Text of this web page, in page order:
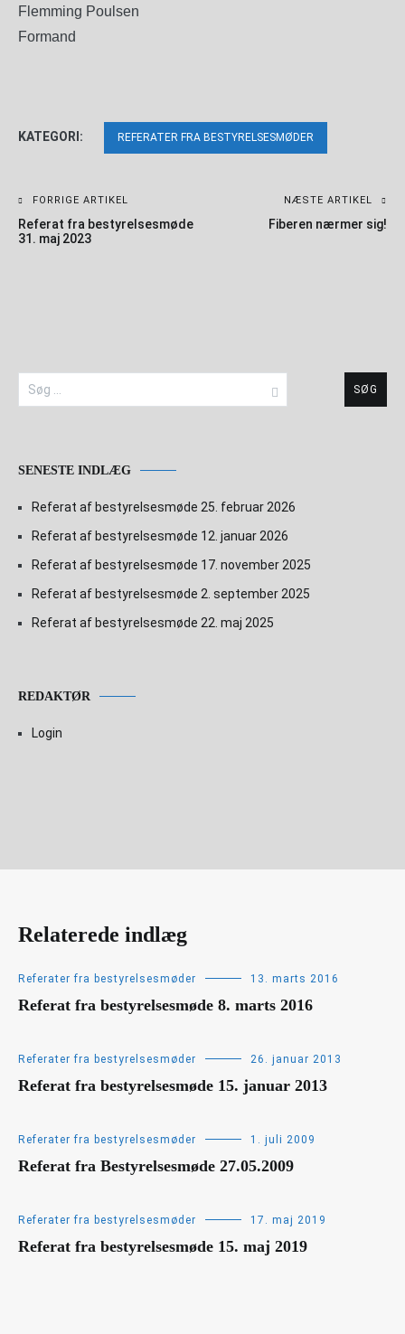
Flemming Poulsen
Formand
KATEGORI: REFERATER FRA BESTYRELSESMØDER
Indlægsnavigation
FORRIGE ARTIKEL
Referat fra bestyrelsesmøde
31. maj 2023
NÆSTE ARTIKEL
Fiberen nærmer sig!
Søg
efter:
SENESTE INDLÆG
Referat af bestyrelsesmøde 25. februar 2026
Referat af bestyrelsesmøde 12. januar 2026
Referat af bestyrelsesmøde 17. november 2025
Referat af bestyrelsesmøde 2. september 2025
Referat af bestyrelsesmøde 22. maj 2025
REDAKTØR
Login
Relaterede indlæg
Referater fra bestyrelsesmøder 13. marts 2016
Referat fra bestyrelsesmøde 8. marts 2016
Referater fra bestyrelsesmøder 26. januar 2013
Referat fra bestyrelsesmøde 15. januar 2013
Referater fra bestyrelsesmøder 1. juli 2009
Referat fra Bestyrelsesmøde 27.05.2009
Referater fra bestyrelsesmøder 17. maj 2019
Referat fra bestyrelsesmøde 15. maj 2019